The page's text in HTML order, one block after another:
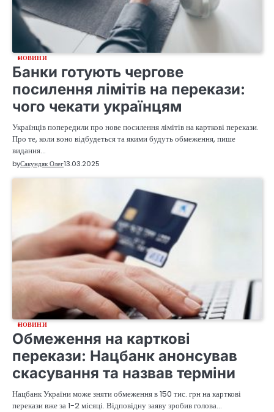
НОВИНИ
Банки готують чергове
посилення лімітів на перекази:
чого чекати українцям
Українців попередили про нове посилення лімітів на карткові перекази.
Про те, коли воно відбудеться та якими будуть обмеження, пише
видання…
byСакундяк Олег13.03.2025
НОВИНИ
Обмеження на карткові
перекази: Нацбанк анонсував
скасування та назвав терміни
Нацбанк України може зняти обмеження в 150 тис. грн на карткові
перекази вже за 1-2 місяці. Відповідну заяву зробив голова…